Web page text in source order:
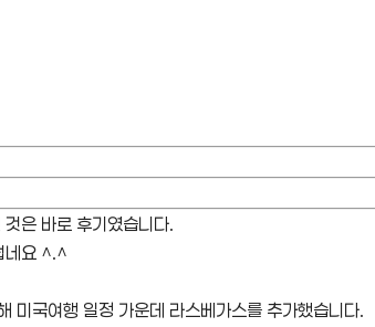
은 바로 후기였습니다.
네요 ^.^
미국여행 일정 가운데 라스베가스를 추가했습니다.